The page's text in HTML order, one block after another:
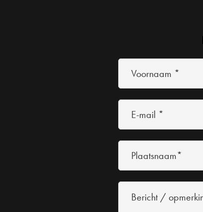
*
(Vereist)
mail
*
(Vereist)